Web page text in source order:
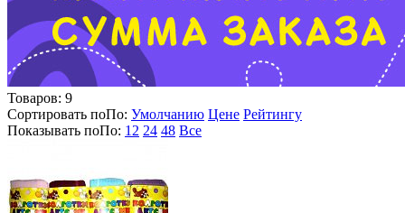
Товаров: 9
Сортировать поПо: Умолчанию Цене Рейтингу
Показывать поПо: 12 24 48 Все